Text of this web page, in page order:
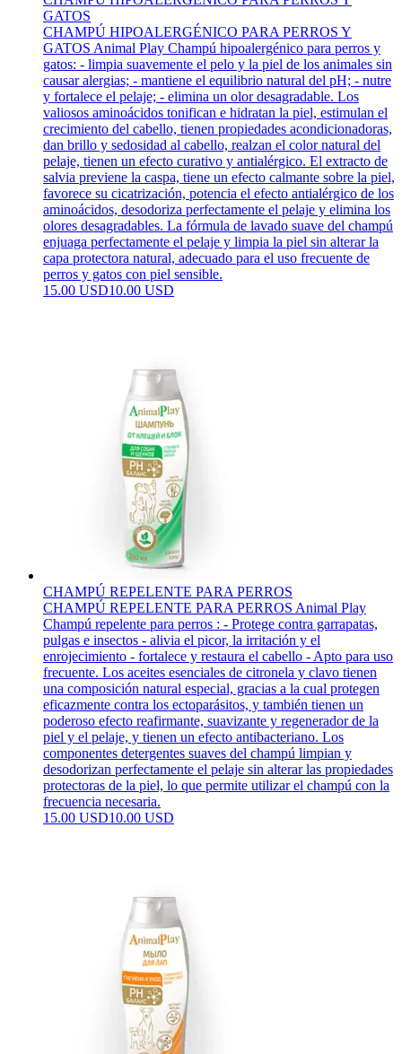
GATOS
CHAMPÚ HIPOALERGÉNICO PARA PERROS Y
GATOS Animal Play Champú hipoalergénico para perros y
gatos: - limpia suavemente el pelo y la piel de los animales sin
causar alergias; - mantiene el equilibrio natural del pH; - nutre
y fortalece el pelaje; - elimina un olor desagradable. Los
valiosos aminoácidos tonifican e hidratan la piel, estimulan el
crecimiento del cabello, tienen propiedades acondicionadoras,
dan brillo y sedosidad al cabello, realzan el color natural del
pelaje, tienen un efecto curativo y antialérgico. El extracto de
salvia previene la caspa, tiene un efecto calmante sobre la piel,
favorece su cicatrización, potencia el efecto antialérgico de los
aminoácidos, desodoriza perfectamente el pelaje y elimina los
olores desagradables. La fórmula de lavado suave del champú
enjuaga perfectamente el pelaje y limpia la piel sin alterar la
capa protectora natural, adecuado para el uso frecuente de
perros y gatos con piel sensible.
15.00 USD10.00 USD
CHAMPÚ REPELENTE PARA PERROS
CHAMPÚ REPELENTE PARA PERROS Animal Play
Champú repelente para perros : - Protege contra garrapatas,
pulgas e insectos - alivia el picor, la irritación y el
enrojecimiento - fortalece y restaura el cabello - Apto para uso
frecuente. Los aceites esenciales de citronela y clavo tienen
una composición natural especial, gracias a la cual protegen
eficazmente contra los ectoparásitos, y también tienen un
poderoso efecto reafirmante, suavizante y regenerador de la
piel y el pelaje, y tienen un efecto antibacteriano. Los
componentes detergentes suaves del champú limpian y
desodorizan perfectamente el pelaje sin alterar las propiedades
protectoras de la piel, lo que permite utilizar el champú con la
frecuencia necesaria.
15.00 USD10.00 USD